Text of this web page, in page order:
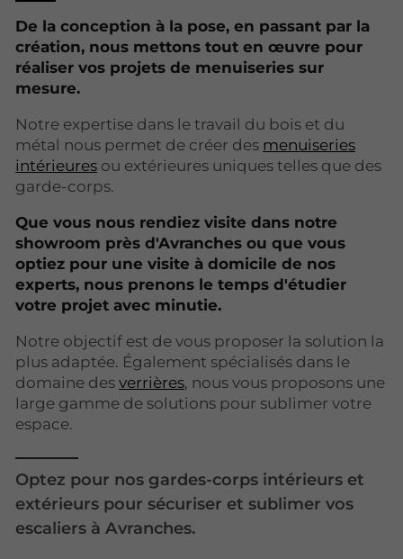
De la conception à la pose, en passant par la
création, nous mettons tout en œuvre pour
réaliser vos projets de menuiseries sur
mesure.
Notre expertise dans le travail du bois et du
métal nous permet de créer des menuiseries
intérieures ou extérieures uniques telles que des
garde-corps.
Que vous nous rendiez visite dans notre
showroom près d'Avranches ou que vous
optiez pour une visite à domicile de nos
experts, nous prenons le temps d'étudier
votre projet avec minutie.
Notre objectif est de vous proposer la solution la
plus adaptée. Également spécialisés dans le
domaine desverrières, nous vous proposons une
large gamme de solutions pour sublimer votre
espace.
Optez pour nos gardes-corps intérieurs et
extérieurs pour sécuriser et sublimer vos
escaliers à Avranches.